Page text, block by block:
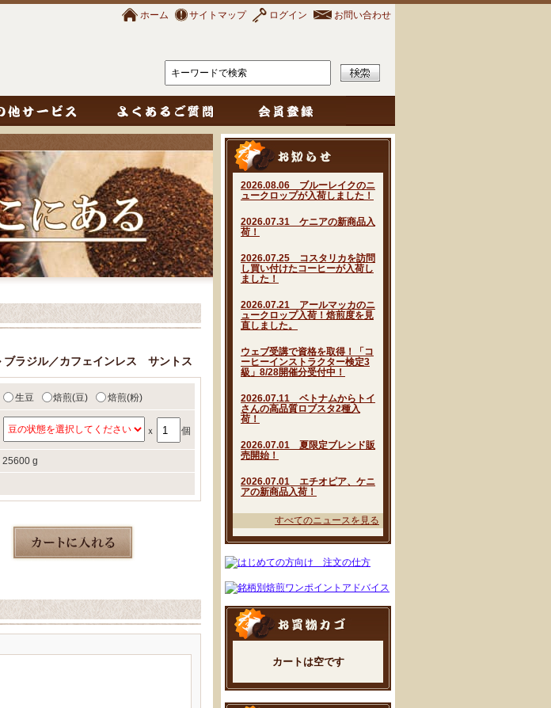
ホーム サイトマップ ログイン お問い合わせ
2026.08.06 ブルーレイクのニ
ュークロップが入荷しました！
2026.07.31 ケニアの新商品入
荷！
2026.07.25 コスタリカを訪問
し買い付けたコーヒーが入荷し
ました！
2026.07.21 アールマッカのニ
ュークロップ入荷！焙煎度を見
直しました。
ウェブ受講で資格を取得！「コ
ーヒーインストラクター検定3
級」8/28開催分受付中！
2026.07.11 ベトナムからトイ
さんの高品質ロブスタ2種入
荷！
2026.07.01 夏限定ブレンド販
売開始！
2026.07.01 エチオピア、ケニ
アの新商品入荷！
すべてのニュースを見る
カートは空です
ブラジル／カフェインレス サントス
生豆 焙煎(豆) 焙煎(粉)
ｘ 個
25600 g